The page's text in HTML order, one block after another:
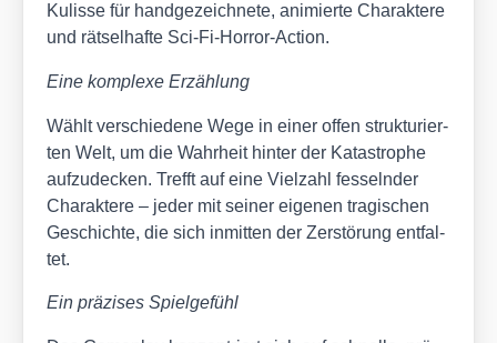
Kulis­se für hand­ge­zeich­ne­te, ani­mier­te Cha­rak­te­re
und rät­sel­haf­te Sci-Fi-Hor­ror-Action.
Eine kom­ple­xe Erzäh­lung
Wählt ver­schie­de­ne Wege in einer offen struk­tu­rier­
ten Welt, um die Wahr­heit hin­ter der Kata­stro­phe
auf­zu­de­cken. Trefft auf eine Viel­zahl fes­seln­der
Cha­rak­te­re – jeder mit sei­ner eige­nen tra­gi­schen
Geschich­te, die sich inmit­ten der Zer­stö­rung ent­fal­
tet.
Ein prä­zi­ses Spiel­ge­fühl